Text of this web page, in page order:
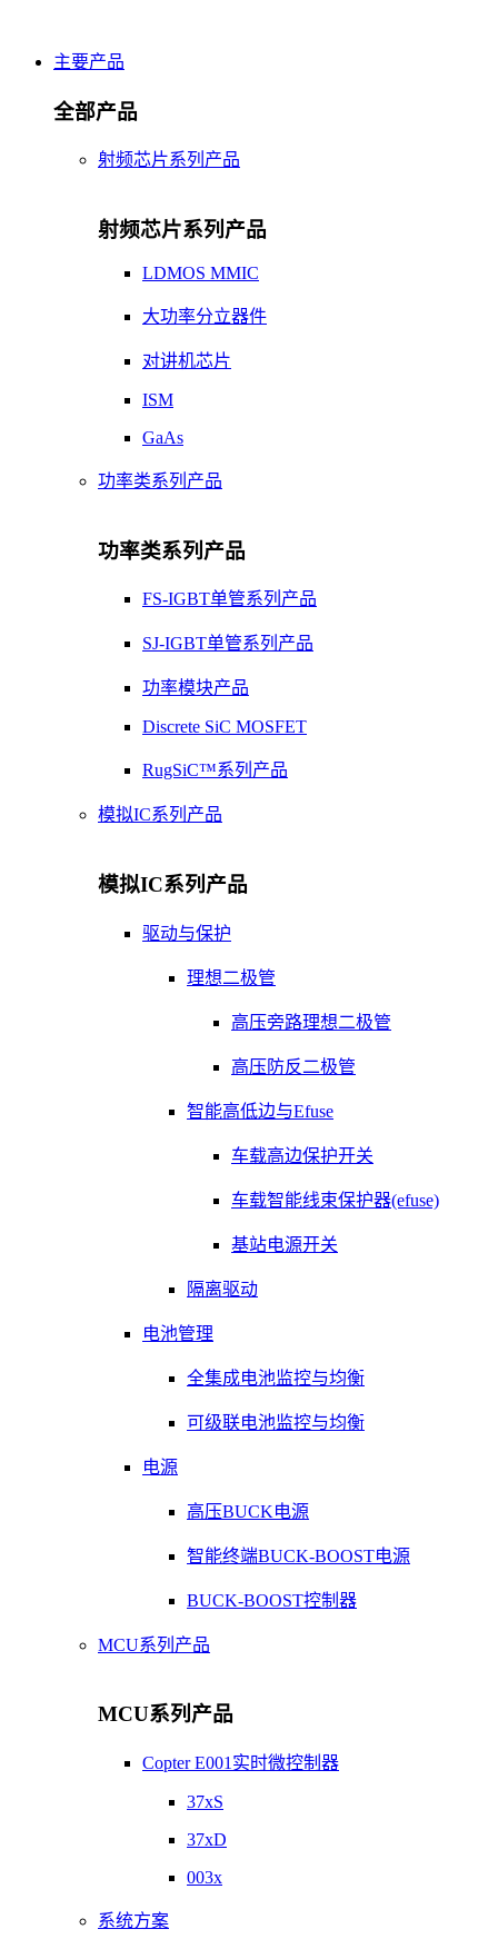
主要产品
全部产品
射频芯片系列产品
射频芯片系列产品
LDMOS MMIC
大功率分立器件
对讲机芯片
ISM
GaAs
功率类系列产品
功率类系列产品
FS-IGBT单管系列产品
SJ-IGBT单管系列产品
功率模块产品
Discrete SiC MOSFET
RugSiC™系列产品
模拟IC系列产品
模拟IC系列产品
驱动与保护
理想二极管
高压旁路理想二极管
高压防反二极管
智能高低边与Efuse
车载高边保护开关
车载智能线束保护器(efuse)
基站电源开关
隔离驱动
电池管理
全集成电池监控与均衡
可级联电池监控与均衡
电源
高压BUCK电源
智能终端BUCK-BOOST电源
BUCK-BOOST控制器
MCU系列产品
MCU系列产品
Copter E001实时微控制器
37xS
37xD
003x
系统方案